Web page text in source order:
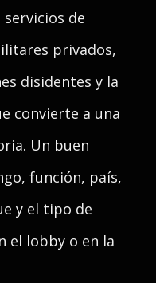
de
privados,
disidentes y la
convierte a una
Un buen
función, país,
y el tipo de
el lobby o en la